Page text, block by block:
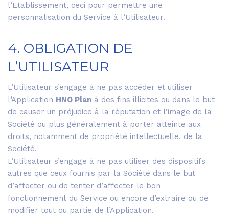
l’Etablissement, ceci pour permettre une
personnalisation du Service à l’Utilisateur.
4. OBLIGATION DE
L’UTILISATEUR
L’Utilisateur s’engage à ne pas accéder et utiliser
l‘Application HNO Plan à des fins illicites ou dans le but
de causer un préjudice à la réputation et l’image de la
Société ou plus généralement à porter atteinte aux
droits, notamment de propriété intellectuelle, de la
Société.
L’Utilisateur s’engage à ne pas utiliser des dispositifs
autres que ceux fournis par la Société dans le but
d’affecter ou de tenter d’affecter le bon
fonctionnement du Service ou encore d’extraire ou de
modifier tout ou partie de l’Application.